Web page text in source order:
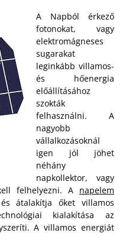
A Napból érkező
fotonokat, vagy
elektromágneses
sugarakat
leginkább villamos-
és hőenergia
előállításához
szokták
felhasználni. A
nagyobb
vállalkozásoknál
igen jól jöhet
néhány
napkollektor, vagy
felhelyezni. A napelem
átalakítja őket villamos
kialakítása az
A villamos energiát